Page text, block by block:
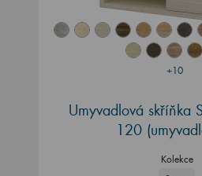
+10
Umyvadlová skříňka
120
Kolekce